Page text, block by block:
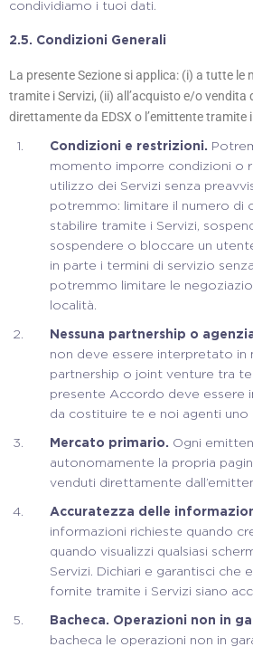
condividiamo i tuoi dati.
2.5. Condizioni Generali
La presente Sezione si applica: (i) a tutte
tramite i Servizi, (ii) all’acquisto e/o vendita
direttamente da EDSX o l’emittente tramite i
Condizioni e restrizioni.
momento imporre condizioni o
utilizzo dei Servizi senza
potremmo: limitare il numero di
stabilire tramite i Servizi,
sospendere o bloccare un
in parte i termini di servizio
potremmo limitare le
località.
Nessuna partnership o
non deve essere interpretato in
partnership o joint venture tra te
presente Accordo deve essere
da costituire te e noi agenti uno
Mercato primario. Ogni
autonomamente la propria
venduti direttamente
Accuratezza delle
informazioni richieste quando
quando visualizzi qualsiasi
Servizi. Dichiari e garantisci che
fornite tramite i Servizi siano
Bacheca. Operazioni non in
bacheca le operazioni non in